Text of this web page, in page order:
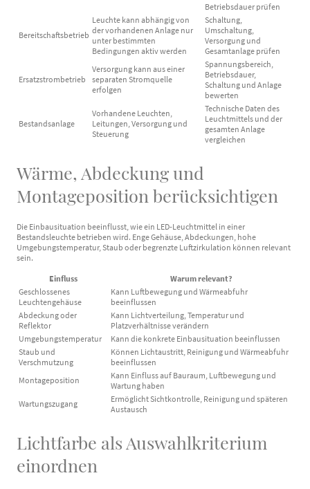
Betriebsdauer prüfen
Bereitschaftsbetrieb
Leuchte kann abhängig von
der vorhandenen Anlage nur
unter bestimmten
Bedingungen aktiv werden
Schaltung,
Umschaltung,
Versorgung und
Gesamtanlage prüfen
Ersatzstrombetrieb
Versorgung kann aus einer
separaten Stromquelle
erfolgen
Spannungsbereich,
Betriebsdauer,
Schaltung und Anlage
bewerten
Bestandsanlage
Vorhandene Leuchten,
Leitungen, Versorgung und
Steuerung
Technische Daten des
Leuchtmittels und der
gesamten Anlage
vergleichen
Wärme, Abdeckung und
Montageposition berücksichtigen
Die Einbausituation beeinflusst, wie ein LED-Leuchtmittel in einer
Bestandsleuchte betrieben wird. Enge Gehäuse, Abdeckungen, hohe
Umgebungstemperatur, Staub oder begrenzte Luftzirkulation können relevant
sein.
Einfluss
Warum relevant?
Geschlossenes
Leuchtengehäuse
Kann Luftbewegung und Wärmeabfuhr
beeinflussen
Abdeckung oder
Reflektor
Kann Lichtverteilung, Temperatur und
Platzverhältnisse verändern
Umgebungstemperatur
Kann die konkrete Einbausituation beeinflussen
Staub und
Verschmutzung
Können Lichtaustritt, Reinigung und Wärmeabfuhr
beeinflussen
Montageposition
Kann Einfluss auf Bauraum, Luftbewegung und
Wartung haben
Wartungszugang
Ermöglicht Sichtkontrolle, Reinigung und späteren
Austausch
Lichtfarbe als Auswahlkriterium
einordnen